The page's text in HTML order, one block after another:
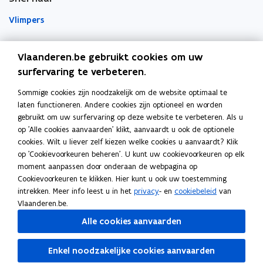
s
e
a
e
a
i
n
i
n
e
r
g
e
r
g
Vlimpers
Orafin
Agentschap Overheidspersoneel
Het Facilitair Bedrijf
Digitaal Vlaanderen
Departement Kanselarij en Buitenlandse Zaken
Blijf op de hoogte
Elke twee weken vind je op vrijdag de nieuwsbrief van
Vlaanderen Intern in je mailbox.
Schrijf je in
Vlaanderen.be gebruikt cookies om uw
surfervaring te verbeteren.
Sommige cookies zijn noodzakelijk om de website optimaal te
laten functioneren. Andere cookies zijn optioneel en worden
gebruikt om uw surfervaring op deze website te verbeteren. Als u
op 'Alle cookies aanvaarden' klikt, aanvaardt u ook de optionele
cookies. Wilt u liever zelf kiezen welke cookies u aanvaardt? Klik
op 'Cookievoorkeuren beheren'. U kunt uw cookievoorkeuren op elk
moment aanpassen door onderaan de webpagina op
Cookievoorkeuren te klikken. Hier kunt u ook uw toestemming
intrekken. Meer info leest u in het privacy- en cookiebeleid van
Vlaanderen.be.
Alle cookies aanvaarden
Enkel noodzakelijke cookies aanvaarden